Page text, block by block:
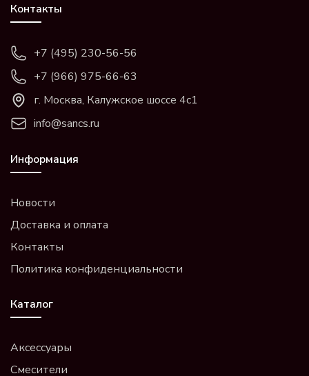
Контакты
+7 (495) 230-56-56
+7 (966) 975-66-63
г. Москва, Калужское шоссе 4с1
info@sancs.ru
Информация
Новости
Доставка и оплата
Контакты
Политика конфиденциальности
Каталог
Аксессуары
Смесители